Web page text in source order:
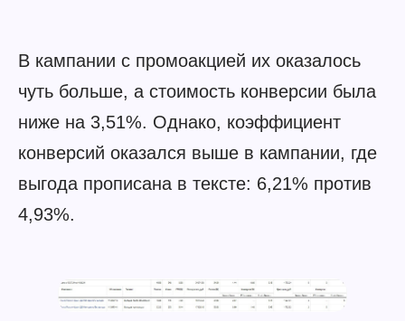
В кампании с промоакцией их оказалось
чуть больше, а стоимость конверсии была
ниже на 3,51%. Однако, коэффициент
конверсий оказался выше в кампании, где
выгода прописана в тексте: 6,21% против
4,93%.